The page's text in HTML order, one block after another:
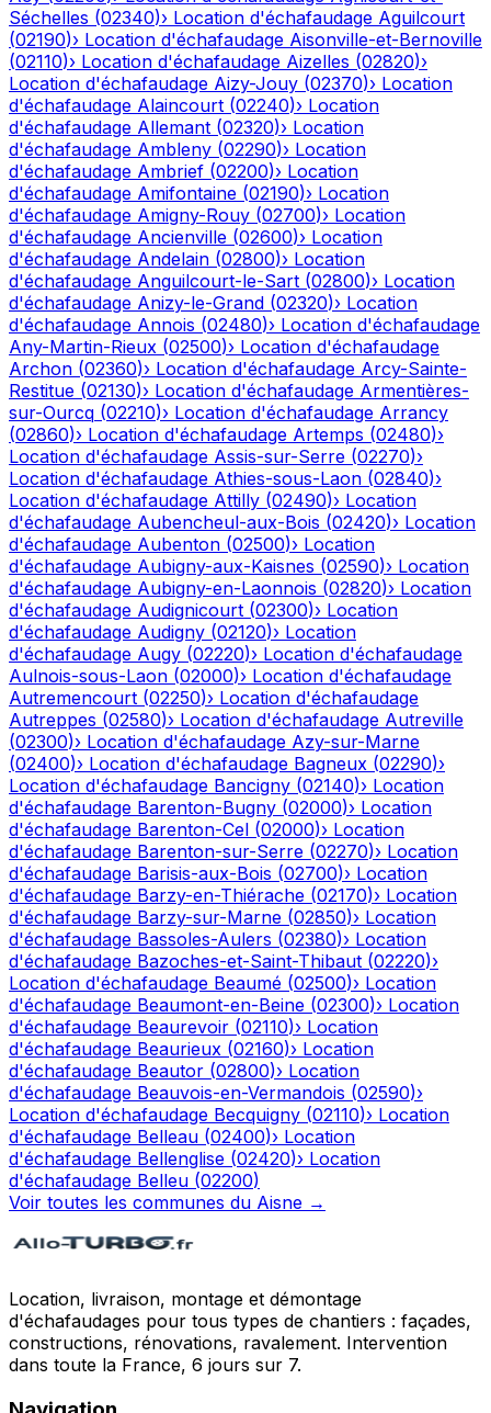
Séchelles (02340)› Location d'échafaudage Aguilcourt
(02190)› Location d'échafaudage Aisonville-et-Bernoville
(02110)› Location d'échafaudage Aizelles (02820)›
Location d'échafaudage Aizy-Jouy (02370)› Location
d'échafaudage Alaincourt (02240)› Location
d'échafaudage Allemant (02320)› Location
d'échafaudage Ambleny (02290)› Location
d'échafaudage Ambrief (02200)› Location
d'échafaudage Amifontaine (02190)› Location
d'échafaudage Amigny-Rouy (02700)› Location
d'échafaudage Ancienville (02600)› Location
d'échafaudage Andelain (02800)› Location
d'échafaudage Anguilcourt-le-Sart (02800)› Location
d'échafaudage Anizy-le-Grand (02320)› Location
d'échafaudage Annois (02480)› Location d'échafaudage
Any-Martin-Rieux (02500)› Location d'échafaudage
Archon (02360)› Location d'échafaudage Arcy-Sainte-
Restitue (02130)› Location d'échafaudage Armentières-
sur-Ourcq (02210)› Location d'échafaudage Arrancy
(02860)› Location d'échafaudage Artemps (02480)›
Location d'échafaudage Assis-sur-Serre (02270)›
Location d'échafaudage Athies-sous-Laon (02840)›
Location d'échafaudage Attilly (02490)› Location
d'échafaudage Aubencheul-aux-Bois (02420)› Location
d'échafaudage Aubenton (02500)› Location
d'échafaudage Aubigny-aux-Kaisnes (02590)› Location
d'échafaudage Aubigny-en-Laonnois (02820)› Location
d'échafaudage Audignicourt (02300)› Location
d'échafaudage Audigny (02120)› Location
d'échafaudage Augy (02220)› Location d'échafaudage
Aulnois-sous-Laon (02000)› Location d'échafaudage
Autremencourt (02250)› Location d'échafaudage
Autreppes (02580)› Location d'échafaudage Autreville
(02300)› Location d'échafaudage Azy-sur-Marne
(02400)› Location d'échafaudage Bagneux (02290)›
Location d'échafaudage Bancigny (02140)› Location
d'échafaudage Barenton-Bugny (02000)› Location
d'échafaudage Barenton-Cel (02000)› Location
d'échafaudage Barenton-sur-Serre (02270)› Location
d'échafaudage Barisis-aux-Bois (02700)› Location
d'échafaudage Barzy-en-Thiérache (02170)› Location
d'échafaudage Barzy-sur-Marne (02850)› Location
d'échafaudage Bassoles-Aulers (02380)› Location
d'échafaudage Bazoches-et-Saint-Thibaut (02220)›
Location d'échafaudage Beaumé (02500)› Location
d'échafaudage Beaumont-en-Beine (02300)› Location
d'échafaudage Beaurevoir (02110)› Location
d'échafaudage Beaurieux (02160)› Location
d'échafaudage Beautor (02800)› Location
d'échafaudage Beauvois-en-Vermandois (02590)›
Location d'échafaudage Becquigny (02110)› Location
d'échafaudage Belleau (02400)› Location
d'échafaudage Bellenglise (02420)› Location
d'échafaudage Belleu (02200)
Voir toutes les communes du Aisne →
Location, livraison, montage et démontage
d'échafaudages pour tous types de chantiers : façades,
constructions, rénovations, ravalement. Intervention
dans toute la France, 6 jours sur 7.